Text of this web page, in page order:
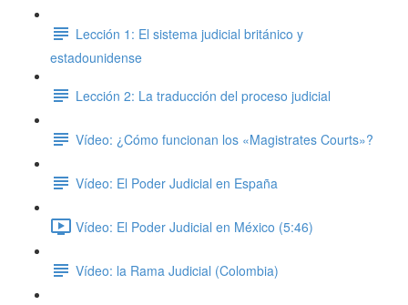
Lección 1: El sistema judicial británico y
estadounidense
Lección 2: La traducción del proceso judicial
Vídeo: ¿Cómo funcionan los «Magistrates Courts»?
Vídeo: El Poder Judicial en España
Vídeo: El Poder Judicial en México (5:46)
Vídeo: la Rama Judicial (Colombia)